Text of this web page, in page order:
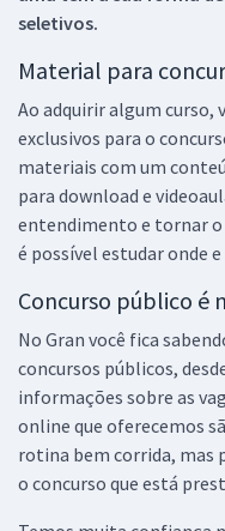
seletivos.
Material para
Ao adquirir algum curso,
exclusivos para o
materiais com um
para download e
entendimento e tornar o
é possível estudar onde e
Concurso público é
No Gran você fica
concursos públicos,
informações sobre as
online que oferecemos
rotina bem corrida, mas
o concurso que está